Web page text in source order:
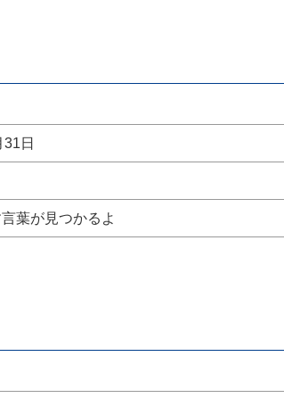
日
葉が見つかるよ